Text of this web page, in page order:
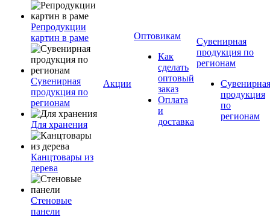
Репродукции
картин в раме
Сувенирная
продукция по
регионам
Для хранения
Канцтовары из
дерева
Стеновые
панели
Акции
Оптовикам
Как
сделать
оптовый
заказ
Оплата
и
доставка
Сувенирная
продукция по
регионам
Сувенирная
продукция
по
регионам